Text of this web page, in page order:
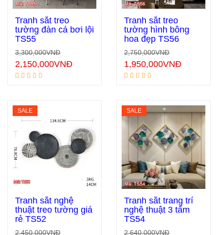
Thêm vào giỏ hàng
Tranh sắt treo
tường hình bông
hoa đẹp TS56
2,750,000VNĐ
1,950,000VNĐ
Tranh sắt treo
tường đàn cá bơi lội
TS55
3,300,000VNĐ
2,150,000VNĐ
SALE
Tranh sắt trang trí
nghệ thuật 3 tấm
TS54
2,640,000VNĐ
SALE
Tranh sắt nghệ
thuật treo tường giá
rẻ TS52
2,450,000VNĐ